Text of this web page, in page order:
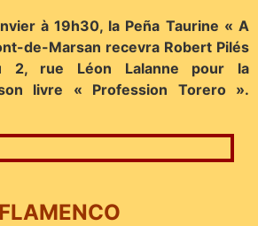
à 19h30, la Peña Taurine « A
de-Marsan recevra Robert Pilés
2, rue Léon Lalanne pour la
livre « Profession Torero ».
FLAMENCO